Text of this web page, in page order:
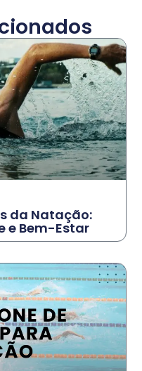
da Natação:
e Bem-Estar